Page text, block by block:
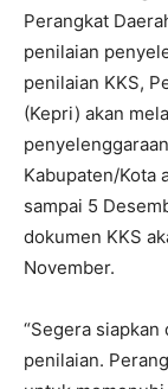
Perangkat
penilaian
penilaian KKS,
(Kepri) akan
Kabupaten/Kota
sampai 5
dokumen KKS
November.
“Segera
penilaian.